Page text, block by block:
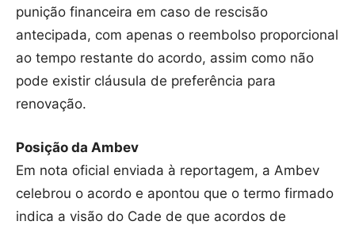
punição financeira em caso de rescisão
antecipada, com apenas o reembolso proporcional
ao tempo restante do acordo, assim como não
pode existir cláusula de preferência para
renovação.
Posição da Ambev
Em nota oficial enviada à reportagem, a Ambev
celebrou o acordo e apontou que o termo firmado
indica a visão do Cade de que acordos de